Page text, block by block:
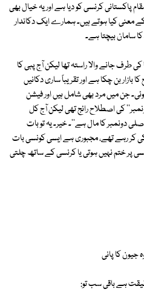
پاکستانی کرنسی کو دیا ہے اور یہ خیال بھی
کے معنی کیا ہوتے ہیں۔ ہمارے ایک دکاندار
سامان بیچتا ہے۔
طرف جانے والا راستہ تھا لیکن آج پبی کا
بن چکا ہے اور تقریباً ساری دکانیں
جن میں مرد بھی شامل ہیں اور فیشن
کی اصطلاح رائج تھی لیکن آج کل
دونمبر کا مال ہے''۔ خیر۔ یہ تو بات
کر رہے تھے، مجبوری ہے ایسی کونسی بات
پر ختم نہیں ہوتی یا کرنسی کے ساتھ چلتی
کا پانی
ہے باقی سب تو: